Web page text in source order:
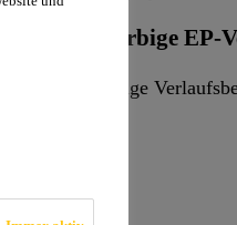
farbige EP-
ableitfähige